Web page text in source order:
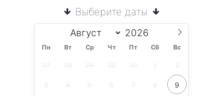
Выберите даты
Пн Вт Ср Чт Пт Сб Вс
27 28 29 30 31 1 2
3 4 5 6 7 8 9